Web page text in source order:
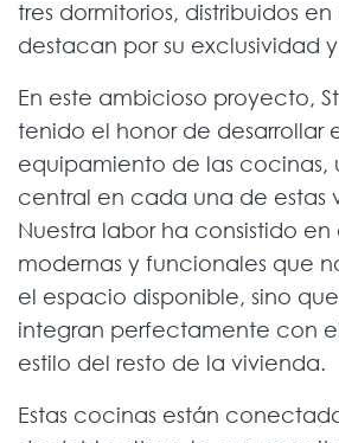
tres dormitorios, distribuidos
destacan por su exclusividad
En este ambicioso proyecto,
tenido el honor de desarrollar
equipamiento de las cocinas,
central en cada una de estas
Nuestra labor ha consistido
modernas y funcionales que
el espacio disponible, sino
integran perfectamente con
estilo del resto de la vivienda.
Estas cocinas están